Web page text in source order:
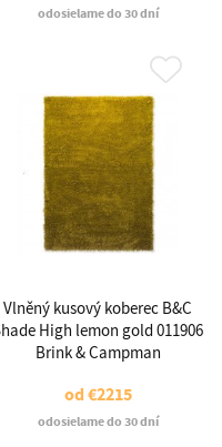
odosielame do 30 dní
Vlněný kusový koberec B&C
High lemon gold 011906
Brink & Campman
od€2215
odosielame do 30 dní